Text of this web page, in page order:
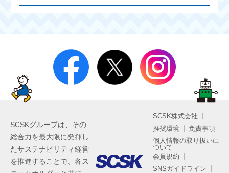
SCSKグループは、その
総合力を最大限に発揮し
たサステナビリティ経営
を推進することで、各ス
SCSK株式会社
推奨環境
免責事項
個人情報の取り扱いに
ついて
会員規約
SNSガイドライン